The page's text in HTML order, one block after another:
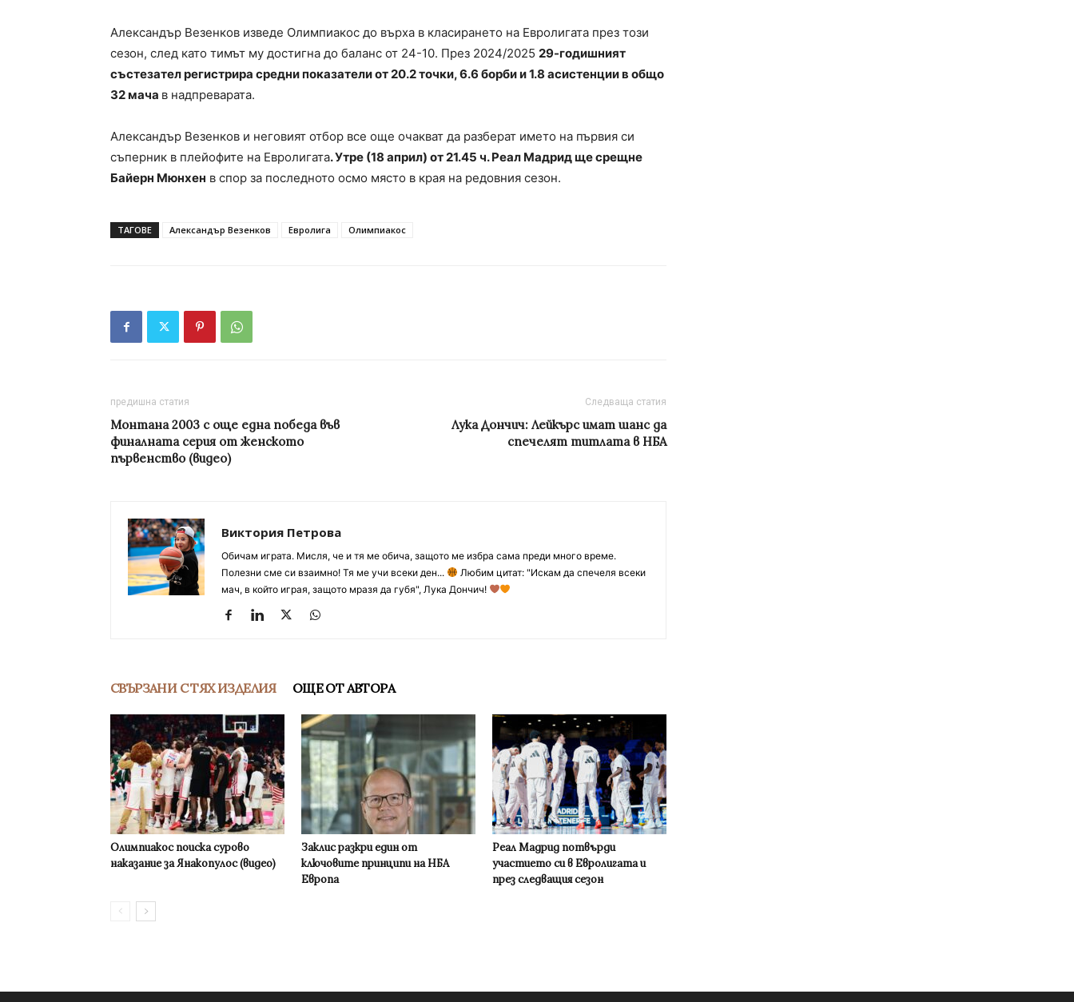
Александър Везенков изведе Олимпиакос до върха в класирането на Евролигата през този
сезон, след като тимът му достигна до баланс от 24-10. През 2024/2025 29-годишният
състезател регистрира средни показатели от 20.2 точки, 6.6 борби и 1.8 асистенции в общо
32 мача в надпреварата.
Александър Везенков и неговият отбор все още очакват да разберат името на първия си
съперник в плейофите на Евролигата. Утре (18 април) от 21.45 ч. Реал Мадрид ще срещне
Байерн Мюнхен в спор за последното осмо място в края на редовния сезон.
ТАГОВЕ Александър Везенков Евролига Олимпиакос
предишна статия
Монтана 2003 с още една победа във
финалната серия от женското
първенство (видео)
Следваща статия
Лука Дончич: Лейкърс имат шанс да
спечелят титлата в НБА
Виктория Петрова
Обичам играта. Мисля, че и тя ме обича, защото ме избра сама преди много време.
Полезни сме си взаимно! Тя ме учи всеки ден...
Любим цитат: "Искам да спечеля всеки
мач, в който играя, защото мразя да губя", Лука Дончич!
СВЪРЗАНИ С ТЯХ ИЗДЕЛИЯ ОЩЕ ОТ АВТОРА
Олимпиакос поиска сурово
наказание за Янакопулос (видео)
Заклис разкри един от
ключовите принципи на НБА
Европа
Реал Мадрид потвърди
участието си в Евролигата и
през следващия сезон